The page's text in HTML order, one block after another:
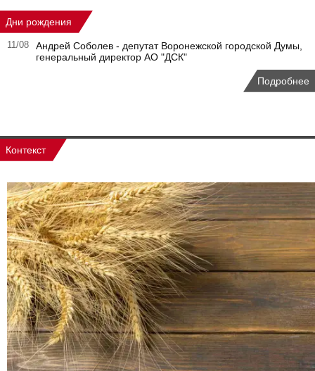
Дни рождения
11/08
Андрей Соболев - депутат Воронежской городской Думы,
генеральный директор АО "ДСК"
Подробнее
Контекст